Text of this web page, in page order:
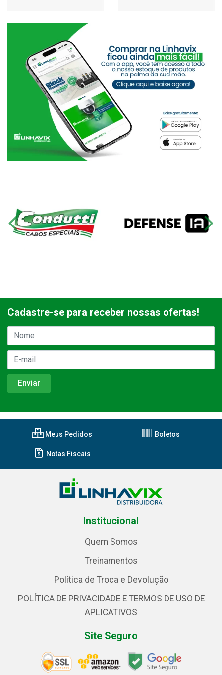
Cadastre-se para receber nossas ofertas!
Meus Pedidos Boletos
Notas Fiscais
Institucional
Quem Somos
Treinamentos
Política de Troca e Devolução
POLÍTICA DE PRIVACIDADE E TERMOS DE USO DE
APLICATIVOS
Site Seguro